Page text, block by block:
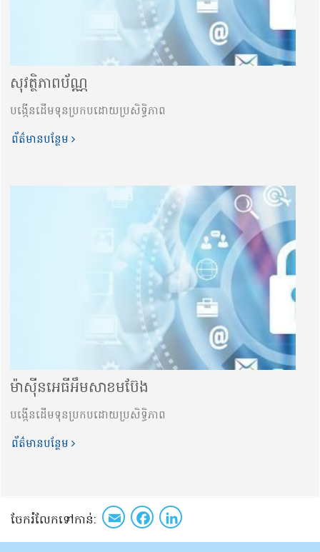
សុវត្ថិភាពប័ណ្ណ
បង្កើនដើមទុនប្រកបដោយប្រសិទ្ធិភាព
ព័ត៌មានបន្ថែម
ម៉ាស៊ីនអេធីអឹមសាខមប៊ែង
បង្កើនដើមទុនប្រកបដោយប្រសិទ្ធិភាព
ព័ត៌មានបន្ថែម
ចែក​រំលែក​ទៅកាន់​: EmailFacebook